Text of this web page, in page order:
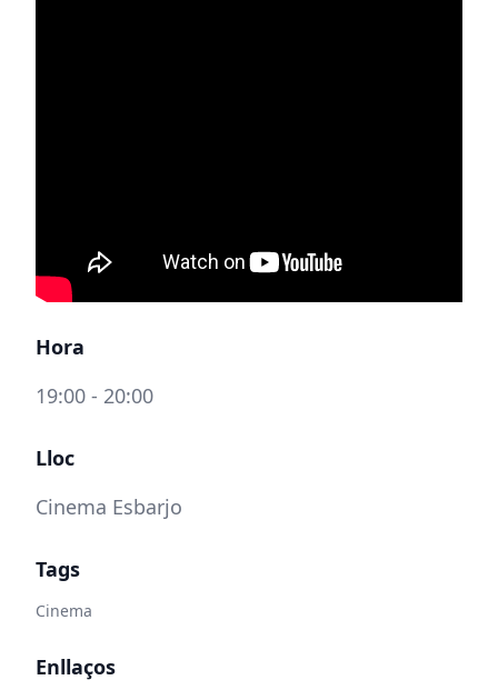
Hora
19:00 - 20:00
Lloc
Cinema Esbarjo
Tags
Cinema
Enllaços